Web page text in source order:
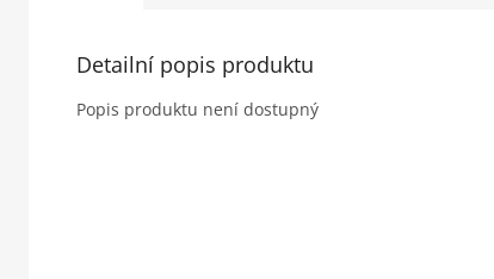
Detailní popis produktu
Popis produktu není dostupný